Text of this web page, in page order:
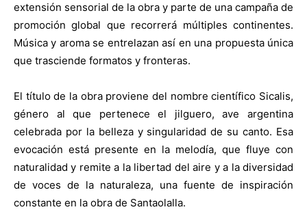
extensión sensorial de la obra y parte de una campaña de
promoción global que recorrerá múltiples continentes.
Música y aroma se entrelazan así en una propuesta única
que trasciende formatos y fronteras.
El título de la obra proviene del nombre científico Sicalis,
género al que pertenece el jilguero, ave argentina
celebrada por la belleza y singularidad de su canto. Esa
evocación está presente en la melodía, que fluye con
naturalidad y remite a la libertad del aire y a la diversidad
de voces de la naturaleza, una fuente de inspiración
constante en la obra de Santaolalla.